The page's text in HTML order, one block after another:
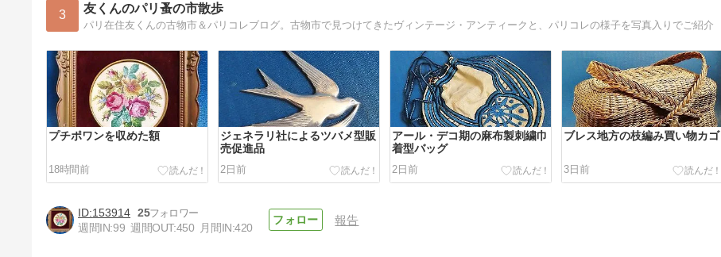
3 友くんのパリ蚤の市散歩
パリ在住友くんの古物市＆パリコレブログ。古物市で見つけてきたヴィンテージ・アンティークと、パリコレの様子を写真入りでご紹介
プチポワンを収めた額
18時間前
ジェネラリ社によるツバメ型販
売促進品
2日前
アール・デコ期の麻布製刺繍巾
着型バッグ
2日前
ブレス地方の枝編み買い物カゴ
3日前
153914 25
週間IN:99 週間OUT:450 月間IN:420
報告